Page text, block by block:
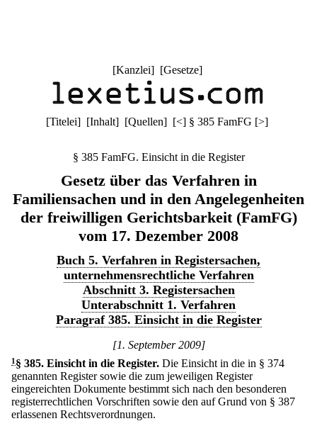
[Kanzlei] [Gesetze]
[Titelei] [Inhalt] [Quellen] [<] § 385 FamFG [>]
§ 385 FamFG. Einsicht in die Register
Gesetz über das Verfahren in
Familiensachen und in den Angelegenheiten
der freiwilligen Gerichtsbarkeit (FamFG)
vom 17. Dezember 2008
Buch 5. Verfahren in Registersachen,
unternehmensrechtliche Verfahren
Abschnitt 3. Registersachen
Unterabschnitt 1. Verfahren
Paragraf 385. Einsicht in die Register
[1. September 2009]
1 § 385. Einsicht in die Register. Die Einsicht in die in § 374
genannten Register sowie die zum jeweiligen Register
eingereichten Dokumente bestimmt sich nach den besonderen
registerrechtlichen Vorschriften sowie den auf Grund von § 387
erlassenen Rechtsverordnungen.